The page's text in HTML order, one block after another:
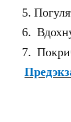
5.
6.
7.